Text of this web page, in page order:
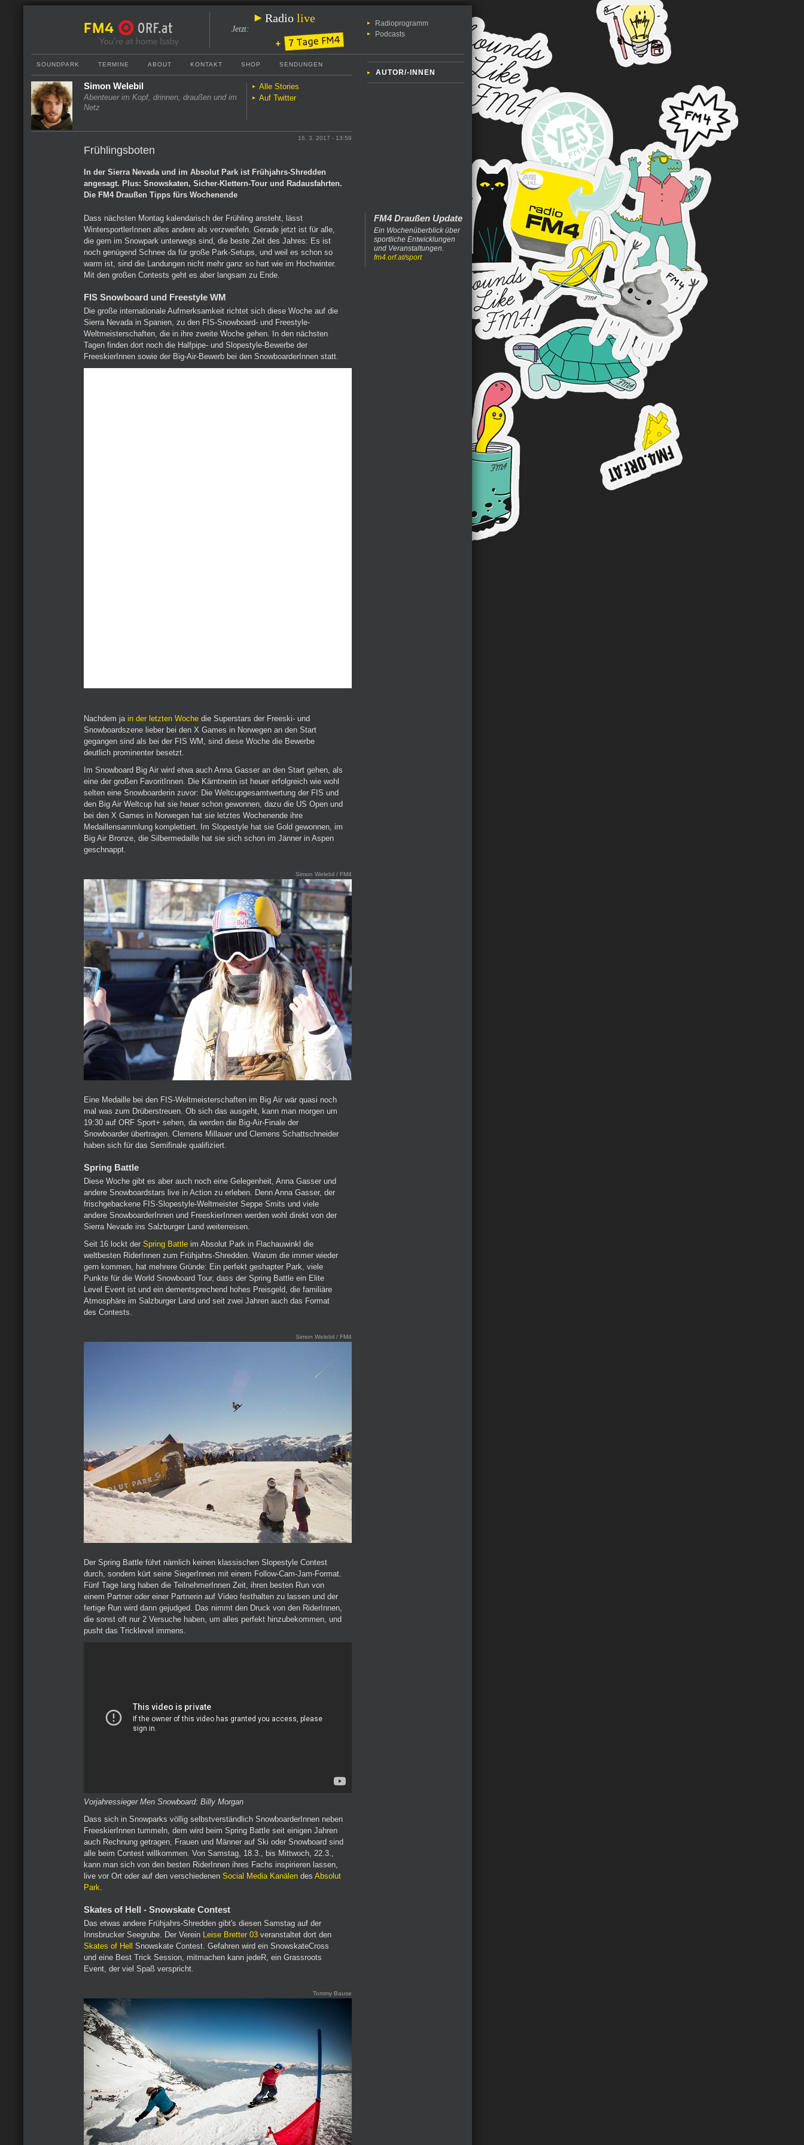
Radio live
Jetzt:
Radioprogramm
Podcasts
AUTOR/-INNEN
SOUNDPARK TERMINE ABOUT KONTAKT SHOP SENDUNGEN
Simon Welebil
Abenteuer im Kopf, drinnen, draußen und im
Netz
Alle Stories
Auf Twitter
16. 3. 2017 - 13:59
Frühlingsboten
In der Sierra Nevada und im Absolut Park ist Frühjahrs-Shredden
angesagt. Plus: Snowskaten, Sicher-Klettern-Tour und Radausfahrten.
Die FM4 Draußen Tipps fürs Wochenende
FM4 Draußen Update
Ein Wochenüberblick über
sportliche Entwicklungen
und Veranstaltungen.
fm4.orf.at/sport
Dass nächsten Montag kalendarisch der Frühling ansteht, lässt
WintersportlerInnen alles andere als verzweifeln. Gerade jetzt ist für alle,
die gern im Snowpark unterwegs sind, die beste Zeit des Jahres: Es ist
noch genügend Schnee da für große Park-Setups, und weil es schon so
warm ist, sind die Landungen nicht mehr ganz so hart wie im Hochwinter.
Mit den großen Contests geht es aber langsam zu Ende.
FIS Snowboard und Freestyle WM
Die große internationale Aufmerksamkeit richtet sich diese Woche auf die
Sierra Nevada in Spanien, zu den FIS-Snowboard- und Freestyle-
Weltmeisterschaften, die in ihre zweite Woche gehen. In den nächsten
Tagen finden dort noch die Halfpipe- und Slopestyle-Bewerbe der
FreeskierInnen sowie der Big-Air-Bewerb bei den SnowboarderInnen statt.
Nachdem ja in der letzten Woche die Superstars der Freeski- und
Snowboardszene lieber bei den X Games in Norwegen an den Start
gegangen sind als bei der FIS WM, sind diese Woche die Bewerbe
deutlich prominenter besetzt.
Im Snowboard Big Air wird etwa auch Anna Gasser an den Start gehen, als
eine der großen FavoritInnen. Die Kärntnerin ist heuer erfolgreich wie wohl
selten eine Snowboarderin zuvor: Die Weltcupgesamtwertung der FIS und
den Big Air Weltcup hat sie heuer schon gewonnen, dazu die US Open und
bei den X Games in Norwegen hat sie letztes Wochenende ihre
Medaillensammlung komplettiert. Im Slopestyle hat sie Gold gewonnen, im
Big Air Bronze, die Silbermedaille hat sie sich schon im Jänner in Aspen
geschnappt.
Simon Welebil / FM4
Eine Medaille bei den FIS-Weltmeisterschaften im Big Air wär quasi noch
mal was zum Drüberstreuen. Ob sich das ausgeht, kann man morgen um
19:30 auf ORF Sport+ sehen, da werden die Big-Air-Finale der
Snowboarder übertragen. Clemens Millauer und Clemens Schattschneider
haben sich für das Semifinale qualifiziert.
Spring Battle
Diese Woche gibt es aber auch noch eine Gelegenheit, Anna Gasser und
andere Snowboardstars live in Action zu erleben. Denn Anna Gasser, der
frischgebackene FIS-Slopestyle-Weltmeister Seppe Smits und viele
andere SnowboarderInnen und FreeskierInnen werden wohl direkt von der
Sierra Nevade ins Salzburger Land weiterreisen.
Seit 16 lockt der Spring Battle im Absolut Park in Flachauwinkl die
weltbesten RiderInnen zum Frühjahrs-Shredden. Warum die immer wieder
gern kommen, hat mehrere Gründe: Ein perfekt geshapter Park, viele
Punkte für die World Snowboard Tour, dass der Spring Battle ein Elite
Level Event ist und ein dementsprechend hohes Preisgeld, die familiäre
Atmosphäre im Salzburger Land und seit zwei Jahren auch das Format
des Contests.
Simon Welebil / FM4
Der Spring Battle führt nämlich keinen klassischen Slopestyle Contest
durch, sondern kürt seine SiegerInnen mit einem Follow-Cam-Jam-Format.
Fünf Tage lang haben die TeilnehmerInnen Zeit, ihren besten Run von
einem Partner oder einer Partnerin auf Video festhalten zu lassen und der
fertige Run wird dann gejudged. Das nimmt den Druck von den RiderInnen,
die sonst oft nur 2 Versuche haben, um alles perfekt hinzubekommen, und
pusht das Tricklevel immens.
Vorjahressieger Men Snowboard: Billy Morgan
Dass sich in Snowparks völlig selbstverständlich SnowboarderInnen neben
FreeskierInnen tummeln, dem wird beim Spring Battle seit einigen Jahren
auch Rechnung getragen, Frauen und Männer auf Ski oder Snowboard sind
alle beim Contest willkommen. Von Samstag, 18.3., bis Mittwoch, 22.3.,
kann man sich von den besten RiderInnen ihres Fachs inspirieren lassen,
live vor Ort oder auf den verschiedenen Social Media Kanälen des Absolut
Park.
Skates of Hell - Snowskate Contest
Das etwas andere Frühjahrs-Shredden gibt's diesen Samstag auf der
Innsbrucker Seegrube. Der Verein Leise Bretter 03 veranstaltet dort den
Skates of Hell
Snowskate Contest. Gefahren wird ein SnowskateCross
und eine Best Trick Session, mitmachen kann jedeR, ein Grassroots
Event, der viel Spaß verspricht.
Tommy Bause